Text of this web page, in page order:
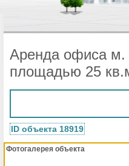
Аренда офиса м.
площадью 25
ID объекта 18919
Фотогалерея объекта